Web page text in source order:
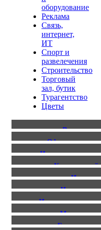
оборудование
Реклама
Связь,
интернет,
ИТ
Спорт и
развелечения
Строительство
Торговый
зал, бутик
Турагентство
Цветы
Вывеска
Оформление
Интерьерная
Комопзитный
Интерьерная
Матовая
Глянцевая